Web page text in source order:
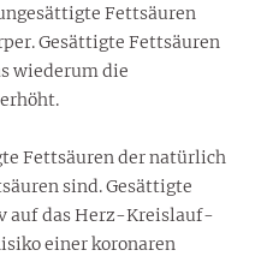
Fettsäuren
Gesättigte Fettsäuren
wiederum die
Fettsäuren der natürlich
sind. Gesättigte
auf das Herz-Kreislauf-
einer koronaren